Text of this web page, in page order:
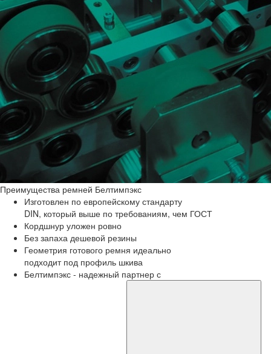
Преимущества ремней Белтимпэкс
Изготовлен по европейскому стандарту
DIN, который выше по требованиям, чем ГОСТ
Кордшнур уложен ровно
Без запаха дешевой резины
Геометрия готового ремня идеально
подходит под профиль шкива
Белтимпэкс - надежный партнер с